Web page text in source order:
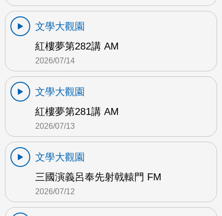
文學大觀園
紅樓夢第282講 AM
2026/07/14
文學大觀園
紅樓夢第281講 AM
2026/07/13
文學大觀園
三國演義呂奉先射戟轅門 FM
2026/07/12